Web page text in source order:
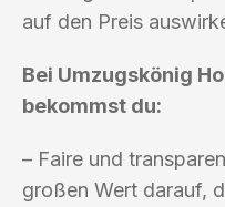
auf den Preis
Bei Umzugskönig
bekommst du:
– Faire und
großen Wert darauf,